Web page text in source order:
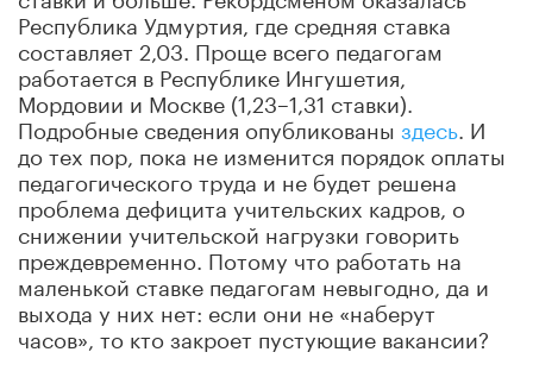
Республика Удмуртия, где средняя ставка
составляет 2,03. Проще всего педагогам
работается в Республике Ингушетия,
Мордовии и Москве (1,23–1,31 ставки).
Подробные сведения опубликованыздесь . И
до тех пор, пока не изменится порядок оплаты
педагогического труда и не будет решена
проблема дефицита учительских кадров, о
снижении учительской нагрузки говорить
преждевременно. Потому что работать на
маленькой ставке педагогам невыгодно, да и
выхода у них нет: если они не «наберут
часов», то кто закроет пустующие вакансии?